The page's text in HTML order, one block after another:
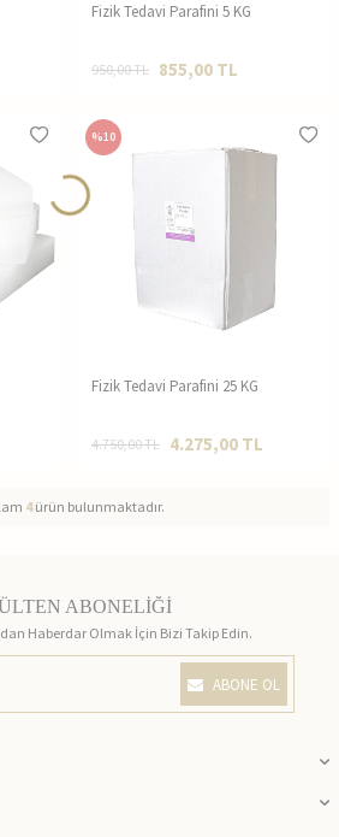
Fizik Tedavi Parafini 5 KG
950,00TL 855,00 TL
%10
Fizik Tedavi Parafini 25 KG
4.750,00TL 4.275,00 TL
4ürün bulunmaktadır.
ABONELİĞİ
Haberdar Olmak İçin Bizi Takip Edin.
ABONE OL